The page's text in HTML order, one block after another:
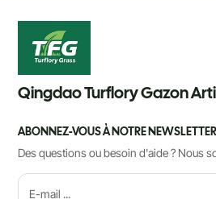
Qingdao Turflory Gazon
ABONNEZ-VOUS À NOTRE NEWSLETTER
Des questions ou besoin d'aide ? Nous